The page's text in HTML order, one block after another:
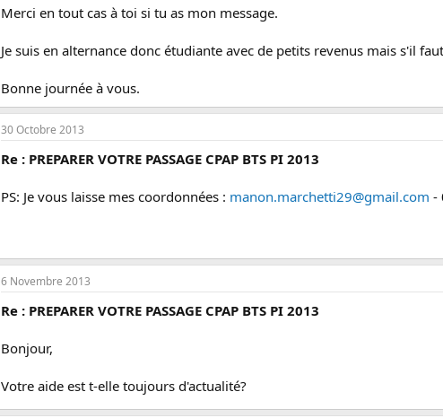
Merci en tout cas à toi si tu as mon message.
Je suis en alternance donc étudiante avec de petits revenus mais s'il
Bonne journée à vous.
30 Octobre 2013
Re : PREPARER VOTRE PASSAGE CPAP BTS PI 2013
PS: Je vous laisse mes coordonnées : manon.marchetti29@gmail.com -
6 Novembre 2013
Re : PREPARER VOTRE PASSAGE CPAP BTS PI 2013
Bonjour,
Votre aide est t-elle toujours d'actualité?